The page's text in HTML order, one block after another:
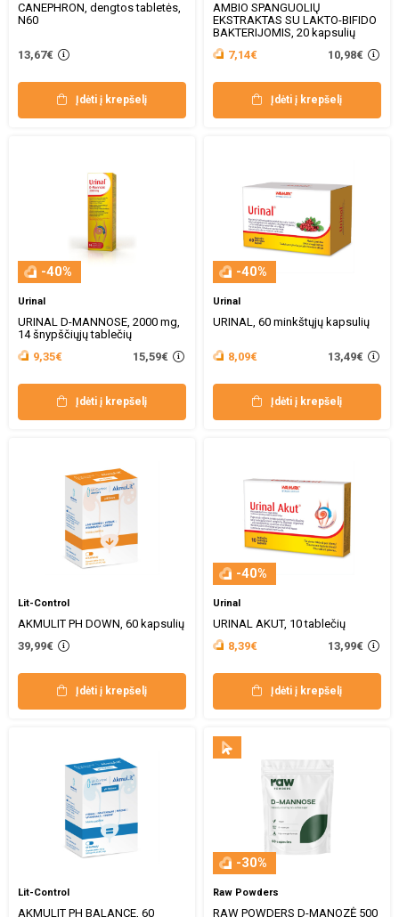
CANEPHRON, dengtos tabletės,
N60
13,67€
Įdėti į krepšelį
AMBIO SPANGUOLIŲ
EKSTRAKTAS SU LAKTO-BIFIDO
BAKTERIJOMIS, 20 kapsulių
7,14€
10,98€
Įdėti į krepšelį
-40%
Urinal
URINAL D-MANNOSE, 2000 mg,
14 šnypščiųjų tablečių
9,35€
15,59€
Įdėti į krepšelį
-40%
Urinal
URINAL, 60 minkštųjų kapsulių
8,09€ 13,49€
Įdėti į krepšelį
Lit-Control
AKMULIT PH DOWN, 60 kapsulių
39,99€
Įdėti į krepšelį
-40%
Urinal
URINAL AKUT, 10 tablečių
8,39€
13,99€
Įdėti į krepšelį
Lit-Control
AKMULIT PH BALANCE, 60
-30%
Raw Powders
RAW POWDERS D-MANOZĖ 500